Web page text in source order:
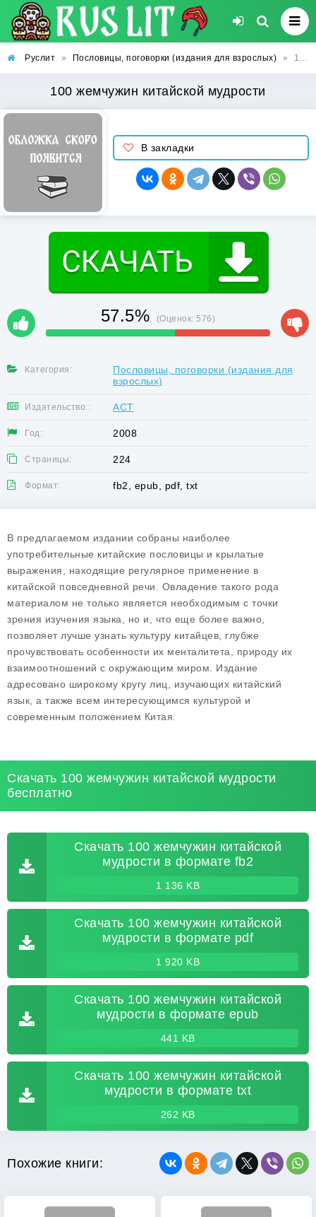
Руслит » Пословицы, поговорки (издания для взрослых) » 100 жемчужин китайской мудрости
100 жемчужин китайской мудрости
В закладки
57.5% (Оценок:576)
Категория:
Пословицы, поговорки (издания для
взрослых)
Издательство:: АСТ
Год: 2008
Страницы: 224
Формат: fb2, epub, pdf, txt
В предлагаемом издании собраны наиболее
употребительные китайские пословицы и крылатые
выражения, находящие регулярное применение в
китайской повседневной речи. Овладение такого рода
материалом не только является необходимым с точки
зрения изучения языка, но и, что еще более важно,
позволяет лучше узнать культуру китайцев, глубже
прочувствовать особенности их менталитета, природу их
взаимоотношений с окружающим миром. Издание
адресовано широкому кругу лиц, изучающих китайский
язык, а также всем интересующимся культурой и
современным положением Китая.
Скачать 100 жемчужин китайской мудрости
бесплатно
Скачать 100 жемчужин китайской
мудрости в формате fb2
1 136 KB
Скачать 100 жемчужин китайской
мудрости в формате pdf
1 920 KB
Скачать 100 жемчужин китайской
мудрости в формате epub
441 KB
Скачать 100 жемчужин китайской
мудрости в формате txt
262 KB
Похожие книги: